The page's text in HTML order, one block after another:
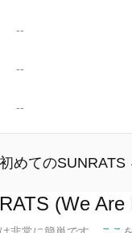
--
--
--
めてのSUNRATS
(We